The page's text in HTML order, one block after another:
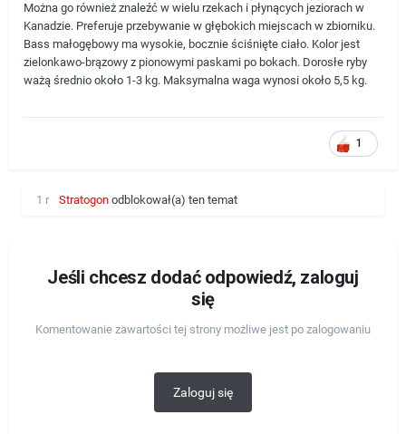
Można go również znaleźć w wielu rzekach i płynących jeziorach w
Kanadzie. Preferuje przebywanie w głębokich miejscach w zbiorniku.
Bass małogębowy ma wysokie, bocznie ściśnięte ciało. Kolor jest
zielonkawo-brązowy z pionowymi paskami po bokach. Dorosłe ryby
ważą średnio około 1-3 kg. Maksymalna waga wynosi około 5,5 kg.
1
1 r Stratogon odblokował(a) ten temat
Jeśli chcesz dodać odpowiedź, zaloguj
się
Komentowanie zawartości tej strony możliwe jest po zalogowaniu
Zaloguj się